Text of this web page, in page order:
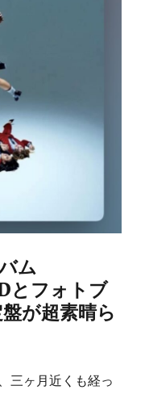
ム
とフォトブ
が超素晴ら
三ヶ月近くも経っ